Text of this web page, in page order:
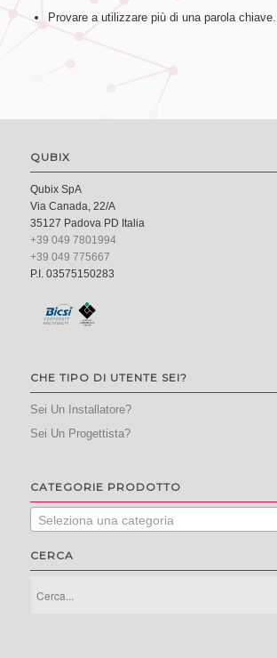
Provare a utilizzare più di una parola chiave.
QUBIX
Qubix SpA
Via Canada, 22/A
35127 Padova PD Italia
+39 049 7801994
+39 049 775667
P.I. 03575150283
CHE TIPO DI UTENTE SEI?
Sei Un Installatore?
Sei Un Progettista?
CATEGORIE PRODOTTO
Seleziona una categoria
CERCA